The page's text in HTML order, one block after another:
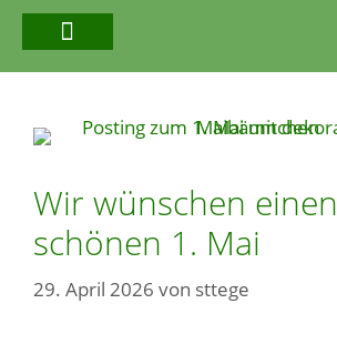
Wir wünschen einen
schönen 1. Mai
29. April 2026 von sttege